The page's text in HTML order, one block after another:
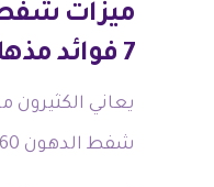
7 فوائد مذهلة جدا
يعاني الكثيرون
شفط الدهون 360 في تركيا (360 ...